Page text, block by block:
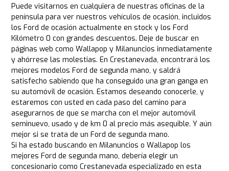
Puede visitarnos en cualquiera de nuestras oficinas de la
península para ver nuestros vehículos de ocasión, incluidos
los Ford de ocasión actualmente en stock y los Ford
Kilómetro 0 con grandes descuentos. Deje de buscar en
páginas web como Wallapop y Milanuncios inmediatamente
y ahórrese las molestias. En Crestanevada, encontrará los
mejores modelos Ford de segunda mano, y saldrá
satisfecho sabiendo que ha conseguido una gran ganga en
su automóvil de ocasión. Estamos deseando conocerle, y
estaremos con usted en cada paso del camino para
asegurarnos de que se marcha con el mejor automóvil
seminuevo, usado y de km 0 al precio más asequible. Y aún
mejor si se trata de un Ford de segunda mano.
Si ha estado buscando en Milanuncios o Wallapop los
mejores Ford de segunda mano, debería elegir un
concesionario como Crestanevada especializado en esta